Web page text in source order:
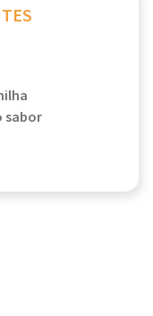
sabor